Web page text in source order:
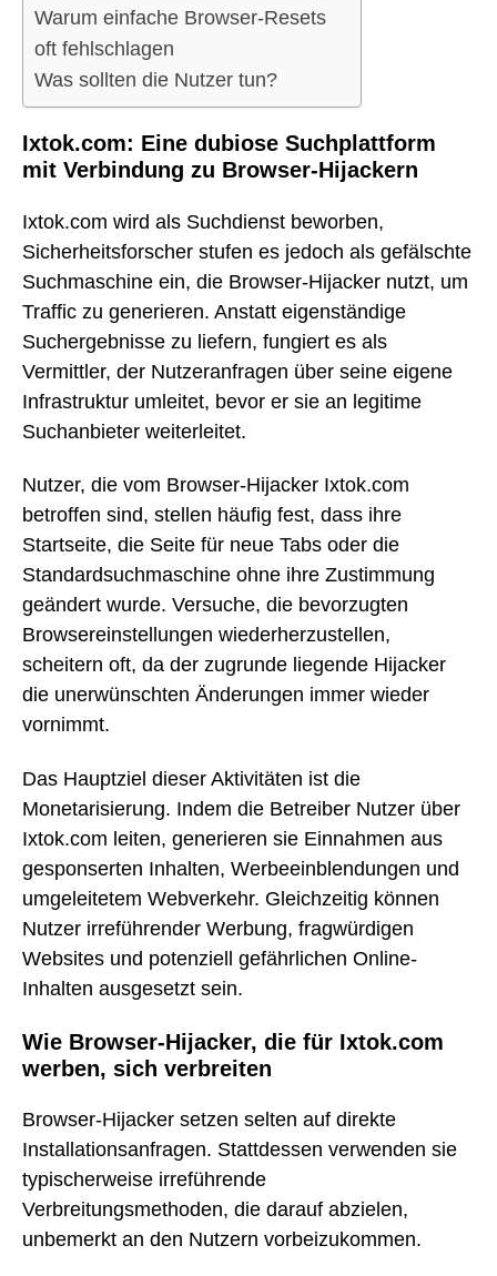
Warum einfache Browser-Resets
oft fehlschlagen
Was sollten die Nutzer tun?
Ixtok.com: Eine dubiose Suchplattform
mit Verbindung zu Browser-Hijackern
Ixtok.com wird als Suchdienst beworben,
Sicherheitsforscher stufen es jedoch als gefälschte
Suchmaschine ein, die Browser-Hijacker nutzt, um
Traffic zu generieren. Anstatt eigenständige
Suchergebnisse zu liefern, fungiert es als
Vermittler, der Nutzeranfragen über seine eigene
Infrastruktur umleitet, bevor er sie an legitime
Suchanbieter weiterleitet.
Nutzer, die vom Browser-Hijacker Ixtok.com
betroffen sind, stellen häufig fest, dass ihre
Startseite, die Seite für neue Tabs oder die
Standardsuchmaschine ohne ihre Zustimmung
geändert wurde. Versuche, die bevorzugten
Browsereinstellungen wiederherzustellen,
scheitern oft, da der zugrunde liegende Hijacker
die unerwünschten Änderungen immer wieder
vornimmt.
Das Hauptziel dieser Aktivitäten ist die
Monetarisierung. Indem die Betreiber Nutzer über
Ixtok.com leiten, generieren sie Einnahmen aus
gesponserten Inhalten, Werbeeinblendungen und
umgeleitetem Webverkehr. Gleichzeitig können
Nutzer irreführender Werbung, fragwürdigen
Websites und potenziell gefährlichen Online-
Inhalten ausgesetzt sein.
Wie Browser-Hijacker, die für Ixtok.com
werben, sich verbreiten
Browser-Hijacker setzen selten auf direkte
Installationsanfragen. Stattdessen verwenden sie
typischerweise irreführende
Verbreitungsmethoden, die darauf abzielen,
unbemerkt an den Nutzern vorbeizukommen.